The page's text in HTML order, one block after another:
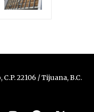
22106 / Tijuana, B.C.